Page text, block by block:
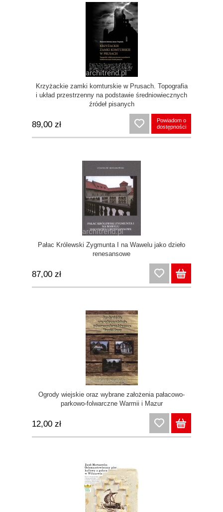
Krzyżackie zamki komturskie w Prusach. Topografia
i układ przestrzenny na podstawie średniowiecznych
źródeł pisanych
89,00 zł
Powiadom o
dostępności
Pałac Królewski Zygmunta I na Wawelu jako dzieło
renesansowe
87,00 zł
Ogrody wiejskie oraz wybrane założenia pałacowo-
parkowo-folwarczne Warmii i Mazur
12,00 zł